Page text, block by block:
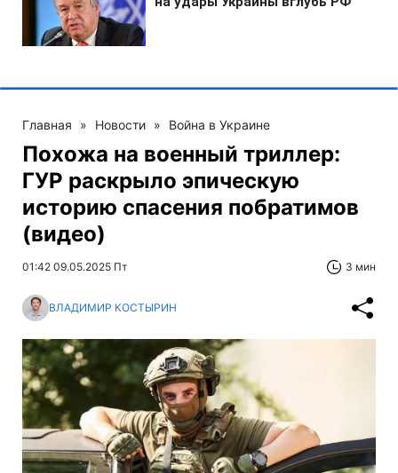
Главная » Новости » Война в Украине
Похожа на военный триллер:
ГУР раскрыло эпическую
историю спасения побратимов
(видео)
01:42 09.05.2025 Пт 3 мин
ВЛАДИМИР КОСТЫРИН